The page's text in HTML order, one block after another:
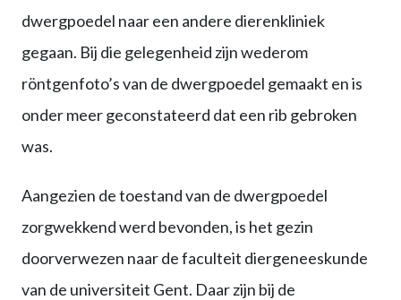
dwergpoedel naar een andere dierenkliniek
gegaan. Bij die gelegenheid zijn wederom
röntgenfoto’s van de dwergpoedel gemaakt en is
onder meer geconstateerd dat een rib gebroken
was.
Aangezien de toestand van de dwergpoedel
zorgwekkend werd bevonden, is het gezin
doorverwezen naar de faculteit diergeneeskunde
van de universiteit Gent. Daar zijn bij de